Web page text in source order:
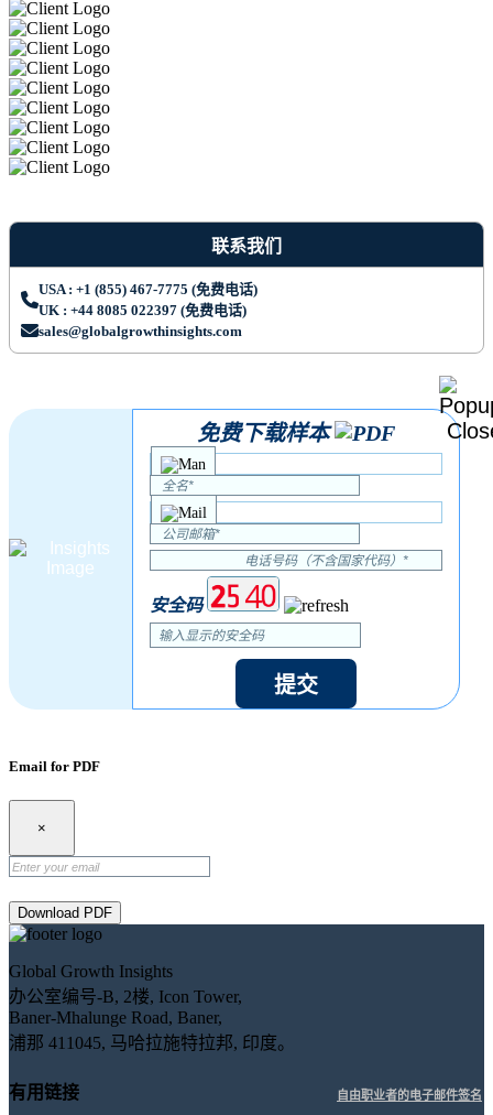
自由职业者的电子邮件签名
联系我们
USA : +1 (855) 467-7775 (免费电话)
UK : +44 8085 022397 (免费电话)
sales@globalgrowthinsights.com
免费下载样本
安全码
提交
Email for PDF
×
Download PDF
Global Growth Insights
办公室编号-B, 2楼, Icon Tower,
Baner-Mhalunge Road, Baner,
浦那 411045, 马哈拉施特拉邦, 印度。
有用链接